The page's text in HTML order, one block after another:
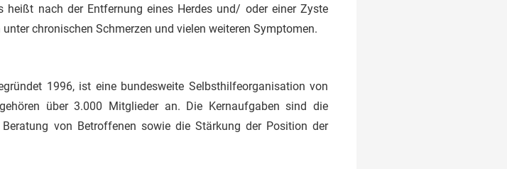
heißt nach der Entfernung eines Herdes und/ oder einer Zyste
chronischen Schmerzen und vielen weiteren Symptomen.
1996, ist eine bundesweite Selbsthilfeorganisation von
über 3.000 Mitglieder an. Die Kernaufgaben sind die
von Betroffenen sowie die Stärkung der Position der